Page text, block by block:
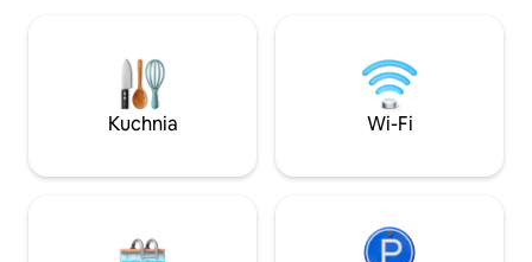
i niezapomnianymi nocami pod
gwiazdami. Miejsce, w którym można
odetchnąć, rozgrzać się i podziwiać
jeden z najbardziej niezwykłych
spokojniejsze
energią
potrzebujesz, aby
niezapomniany –
możesz kąpać
Kuchnia Wi-Fi